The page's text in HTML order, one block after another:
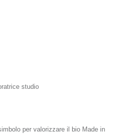
studio
per valorizzare il bio Made in